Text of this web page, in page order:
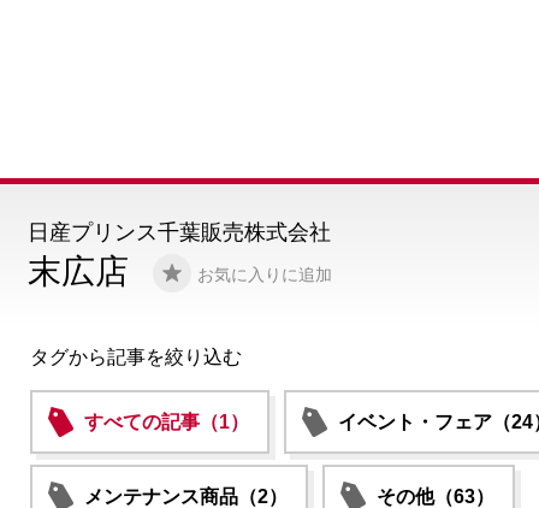
末広店 お気に入りに追加
日産プリンス千葉販売株式会社
タグから記事を絞り込む
すべての記事（1） イベント・フェア（24
メンテナンス商品（2） その他（63）